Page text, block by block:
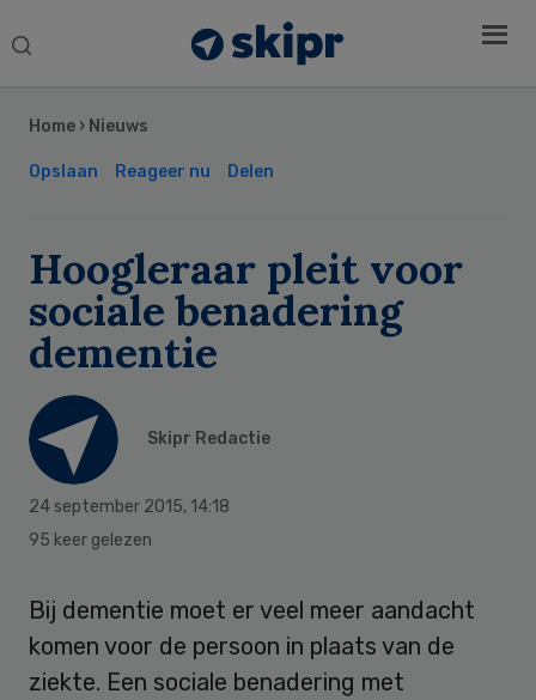
Search
Home › Nieuws
Opslaan Reageer nu Delen
Hoogleraar pleit voor
sociale benadering
dementie
Skipr Redactie
24 september 2015, 14:18
95 keer gelezen
Bij dementie moet er veel meer aandacht
komen voor de persoon in plaats van de
ziekte. Een sociale benadering met
Sidebar